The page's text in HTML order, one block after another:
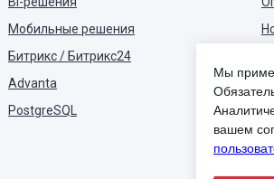
Мобильные решения
Битрикс / Битрикс24
Advanta
PostgreSQL
Мы
вашем